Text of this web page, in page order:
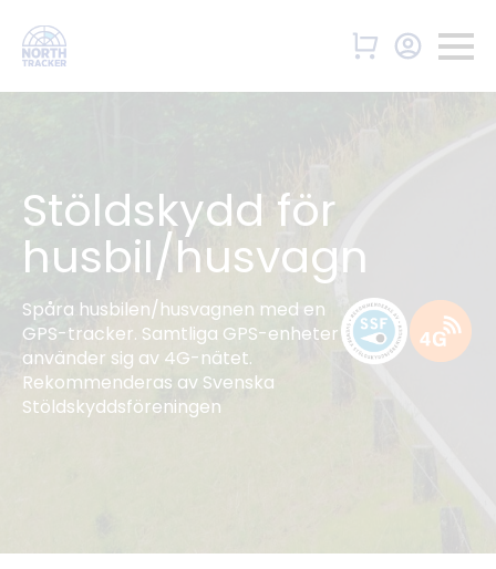
Stöldskydd för
husbil/husvagn
Spåra husbilen/husvagnen med en
GPS-tracker. Samtliga GPS-enheter
använder sig av 4G-nätet.
Rekommenderas av Svenska
Stöldskyddsföreningen